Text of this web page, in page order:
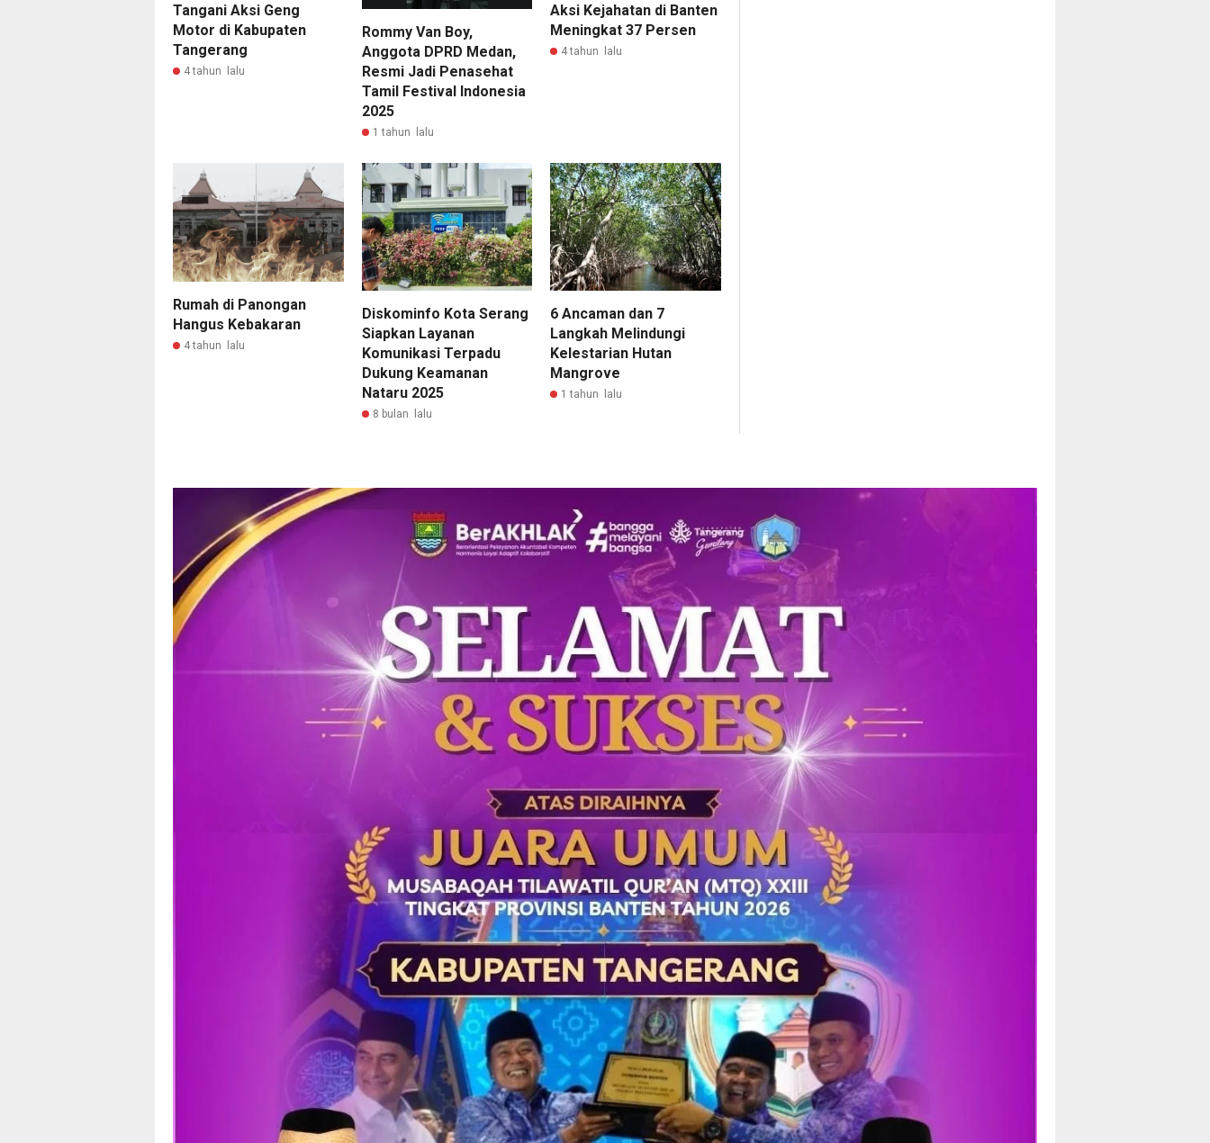
Tangani Aksi Geng
Motor di Kabupaten
Tangerang
4 tahun lalu
Rommy Van Boy,
Anggota DPRD Medan,
Resmi Jadi Penasehat
Tamil Festival Indonesia
2025
1 tahun lalu
Aksi Kejahatan di Banten
Meningkat 37 Persen
4 tahun lalu
Rumah di Panongan
Hangus Kebakaran
4 tahun lalu
Diskominfo Kota Serang
Siapkan Layanan
Komunikasi Terpadu
Dukung Keamanan
Nataru 2025
8 bulan lalu
6 Ancaman dan 7
Langkah Melindungi
Kelestarian Hutan
Mangrove
1 tahun lalu